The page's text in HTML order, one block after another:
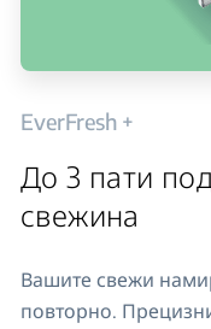
EverFresh +
До 3 пати
свежина
Вашите свежи
повторно.